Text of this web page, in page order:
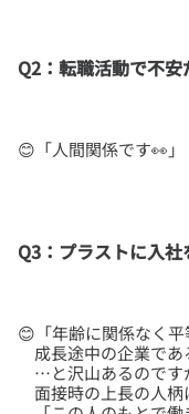
Q2：転職活動で不安
Q3：プラストに入社
😊「年齢に関係なく
成長途中の企業であ
…と沢山あるのです
面接時の上長の人柄